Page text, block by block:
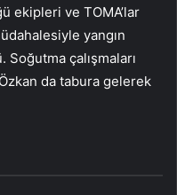
ekipleri ve TOMA’lar
yangın
Soğutma çalışmaları
da tabura gelerek